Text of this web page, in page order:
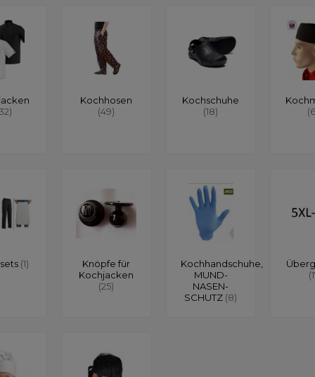
Kochhosen
(49)
Kochschuhe
(18)
(1)
Knöpfe für
Kochjacken
(25)
Kochhandschuhe,
MUND-
NASEN-
SCHUTZ (8)